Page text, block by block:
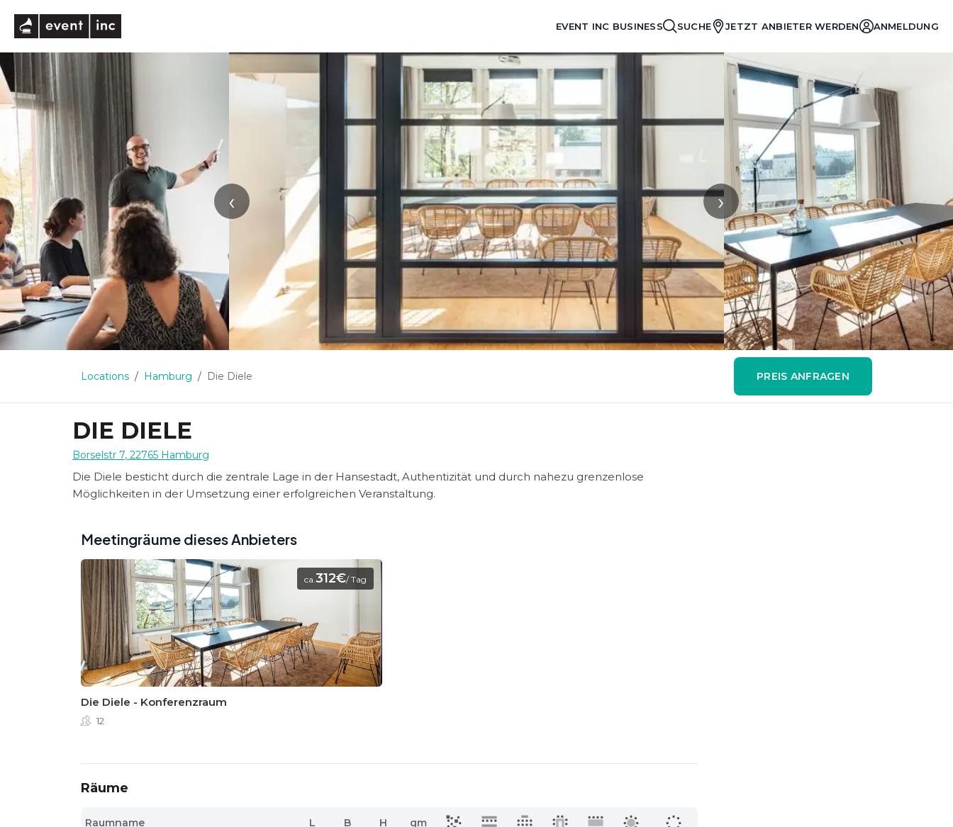
EVENT INC BUSINESS SUCHE JETZT ANBIETER WERDEN ANMELDUNG
‹ ›
Locations Hamburg Die Diele PREIS ANFRAGEN
DIE DIELE
Borselstr 7, 22765 Hamburg
Die Diele besticht durch die zentrale Lage in der Hansestadt, Authentizität und durch nahezu grenzenlose
Möglichkeiten in der Umsetzung einer erfolgreichen Veranstaltung.
Meetingräume dieses Anbieters
ca.312€/ Tag
Die Diele - Konferenzraum
12
Räume
Raumname L B H qm